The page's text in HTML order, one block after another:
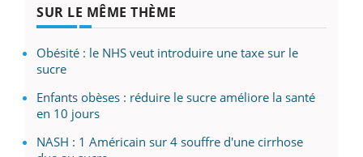
SUR LE MÊME THÈME
Obésité : le NHS veut introduire une taxe sur le
sucre
Enfants obèses : réduire le sucre améliore la santé
en 10 jours
NASH : 1 Américain sur 4 souffre d'une cirrhose